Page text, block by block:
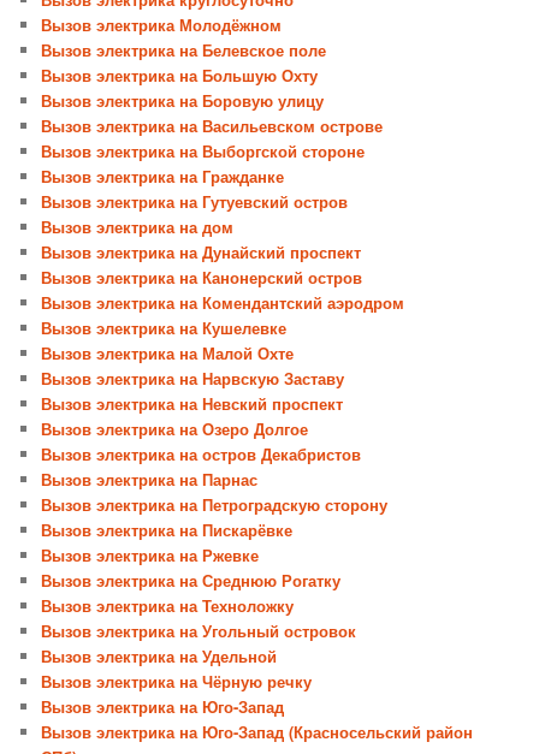
Вызов электрика Молодёжном
Вызов электрика на Белевское поле
Вызов электрика на Большую Охту
Вызов электрика на Боровую улицу
Вызов электрика на Васильевском острове
Вызов электрика на Выборгской стороне
Вызов электрика на Гражданке
Вызов электрика на Гутуевский остров
Вызов электрика на дом
Вызов электрика на Дунайский проспект
Вызов электрика на Канонерский остров
Вызов электрика на Комендантский аэродром
Вызов электрика на Кушелевке
Вызов электрика на Малой Охте
Вызов электрика на Нарвскую Заставу
Вызов электрика на Невский проспект
Вызов электрика на Озеро Долгое
Вызов электрика на остров Декабристов
Вызов электрика на Парнас
Вызов электрика на Петроградскую сторону
Вызов электрика на Пискарёвке
Вызов электрика на Ржевке
Вызов электрика на Среднюю Рогатку
Вызов электрика на Техноложку
Вызов электрика на Угольный островок
Вызов электрика на Удельной
Вызов электрика на Чёрную речку
Вызов электрика на Юго-Запад
Вызов электрика на Юго-Запад (Красносельский район